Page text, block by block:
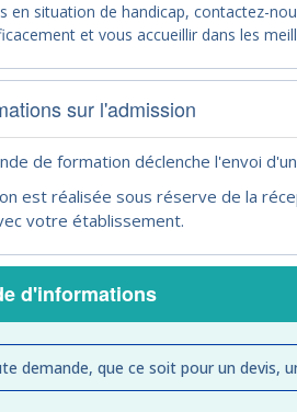
en situation de handicap, contactez-
et vous accueillir dans les
sur l'admission
de formation déclenche l'envoi d'un
est réalisée sous réserve de la
votre établissement.
d'informations
demande, que ce soit pour un devis,